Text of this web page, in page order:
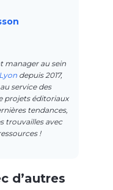
manager au sein
depuis 2017,
service des
projets éditoriaux
tendances,
trouvailles avec
!
d’autres